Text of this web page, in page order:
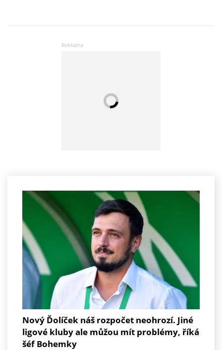
Nový Ďolíček náš rozpočet neohrozí. Jiné
ligové kluby ale můžou mít problémy, říká
šéf Bohemky